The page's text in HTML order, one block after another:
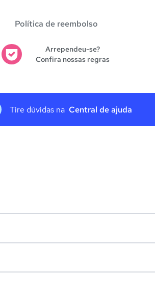
Política de reembolso
Arrependeu-se?
Confira nossas regras
Tire dúvidas na Central de ajuda